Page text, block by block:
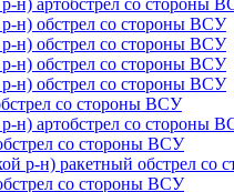
н) обстрел со стороны ВСУ
н) обстрел со стороны ВСУ
н) обстрел со стороны ВСУ
н) обстрел со стороны ВСУ
со стороны ВСУ
н) артобстрел со стороны
со стороны ВСУ
р-н) ракетный обстрел со
со стороны ВСУ